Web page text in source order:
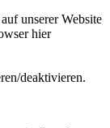
unserer Website
hier
deaktivieren.